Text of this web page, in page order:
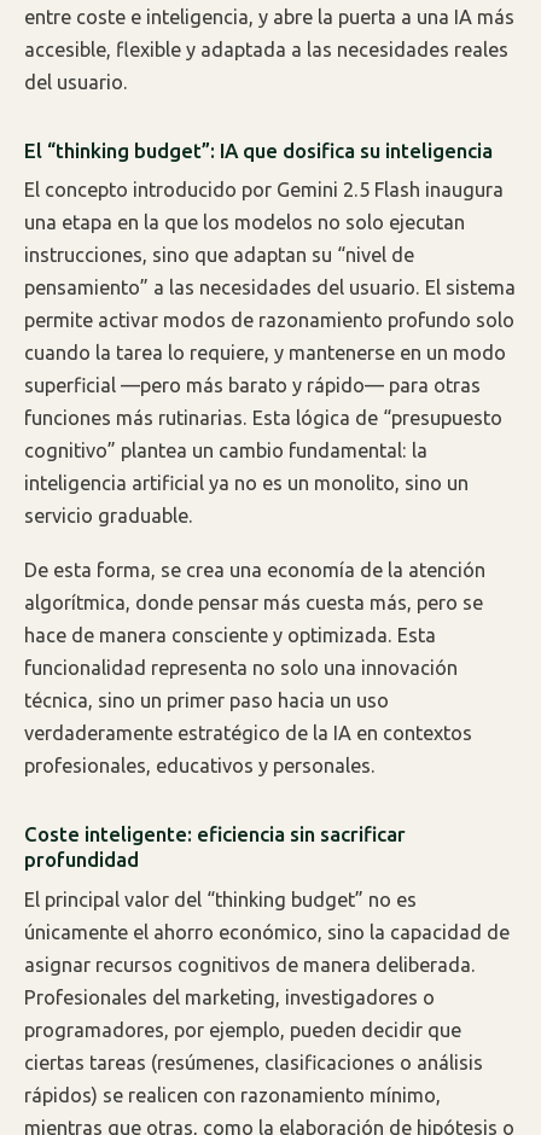
entre coste e inteligencia, y abre la puerta a una IA más
accesible, flexible y adaptada a las necesidades reales
del usuario.
El “thinking budget”: IA que dosifica su inteligencia
El concepto introducido por Gemini 2.5 Flash inaugura
una etapa en la que los modelos no solo ejecutan
instrucciones, sino que adaptan su “nivel de
pensamiento” a las necesidades del usuario. El sistema
permite activar modos de razonamiento profundo solo
cuando la tarea lo requiere, y mantenerse en un modo
superficial —pero más barato y rápido— para otras
funciones más rutinarias. Esta lógica de “presupuesto
cognitivo” plantea un cambio fundamental: la
inteligencia artificial ya no es un monolito, sino un
servicio graduable.
De esta forma, se crea una economía de la atención
algorítmica, donde pensar más cuesta más, pero se
hace de manera consciente y optimizada. Esta
funcionalidad representa no solo una innovación
técnica, sino un primer paso hacia un uso
verdaderamente estratégico de la IA en contextos
profesionales, educativos y personales.
Coste inteligente: eficiencia sin sacrificar
profundidad
El principal valor del “thinking budget” no es
únicamente el ahorro económico, sino la capacidad de
asignar recursos cognitivos de manera deliberada.
Profesionales del marketing, investigadores o
programadores, por ejemplo, pueden decidir que
ciertas tareas (resúmenes, clasificaciones o análisis
rápidos) se realicen con razonamiento mínimo,
mientras que otras, como la elaboración de hipótesis o